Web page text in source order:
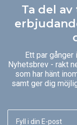
Ta del
Ett par
Nyhetsbrev - rakt
som har hänt
samt ger dig